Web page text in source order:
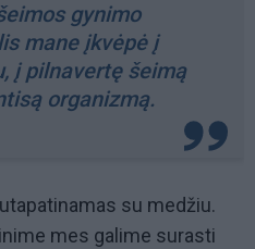
gynimo
mane įkvėpė į
į pilnavertę šeimą
organizmą.
su medžiu.
mes galime surasti